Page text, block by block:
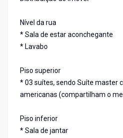
Nível da rua
* Sala de estar aconchegante
* Lavabo
Piso superior
* 03 suítes, sendo Suíte master
americanas (compartilham o
Piso inferior
* Sala de jantar